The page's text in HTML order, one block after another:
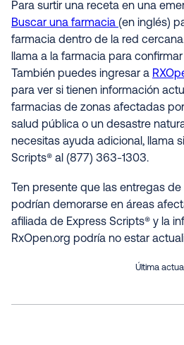
Para surtir una receta en una
Buscar una farmacia (en inglés)
farmacia dentro de la red
llama a la farmacia para
También puedes ingresar a
para ver si tienen información
farmacias de zonas afectadas
salud pública o un desastre
necesitas ayuda adicional, llama
Scripts® al (877) 363-1303.
Ten presente que las entregas
podrían demorarse en áreas
afiliada de Express Scripts® y la
RxOpen.org podría no estar
Última